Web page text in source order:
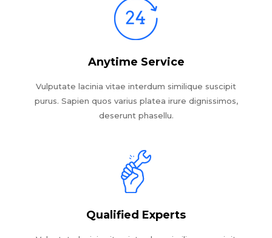
Anytime Service
Vulputate lacinia vitae interdum similique suscipit
purus. Sapien quos varius platea irure dignissimos,
deserunt phasellu.
Qualified Experts